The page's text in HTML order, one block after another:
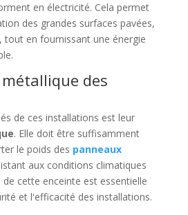
en électricité. Cela permet
des grandes surfaces pavées,
tout en fournissant une énergie
des
de ces installations est leur
. Elle doit être suffisamment
le poids des panneaux
aux conditions climatiques
de cette enceinte est essentielle
et l'efficacité des installations.